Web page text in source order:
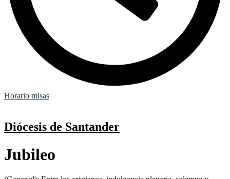
Horario misas
Diócesis de Santander
Jubileo